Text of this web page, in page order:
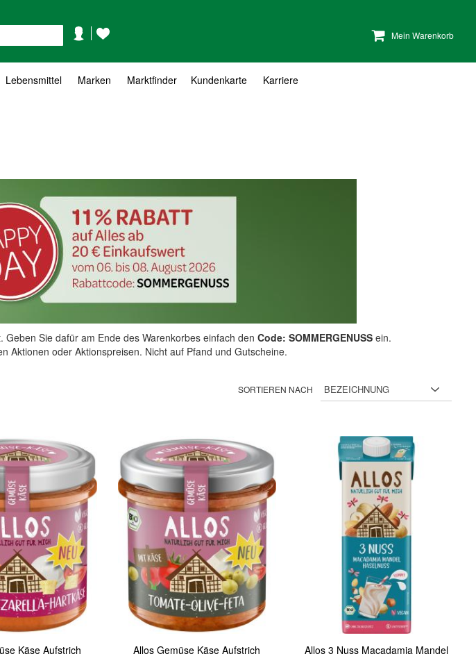
Mein Warenkorb
KontoWunschzettel
Lebensmittel Marken Marktfinder Kundenkarte Karriere
Sie dafür am Ende des Warenkorbes einfach den Code: SOMMERGENUSSein.
Aktionen oder Aktionspreisen. Nicht auf Pfand und Gutscheine.
SORTIEREN NACH
Käse Aufstrich
Allos Gemüse Käse Aufstrich
Allos 3 Nuss Macadamia Mandel